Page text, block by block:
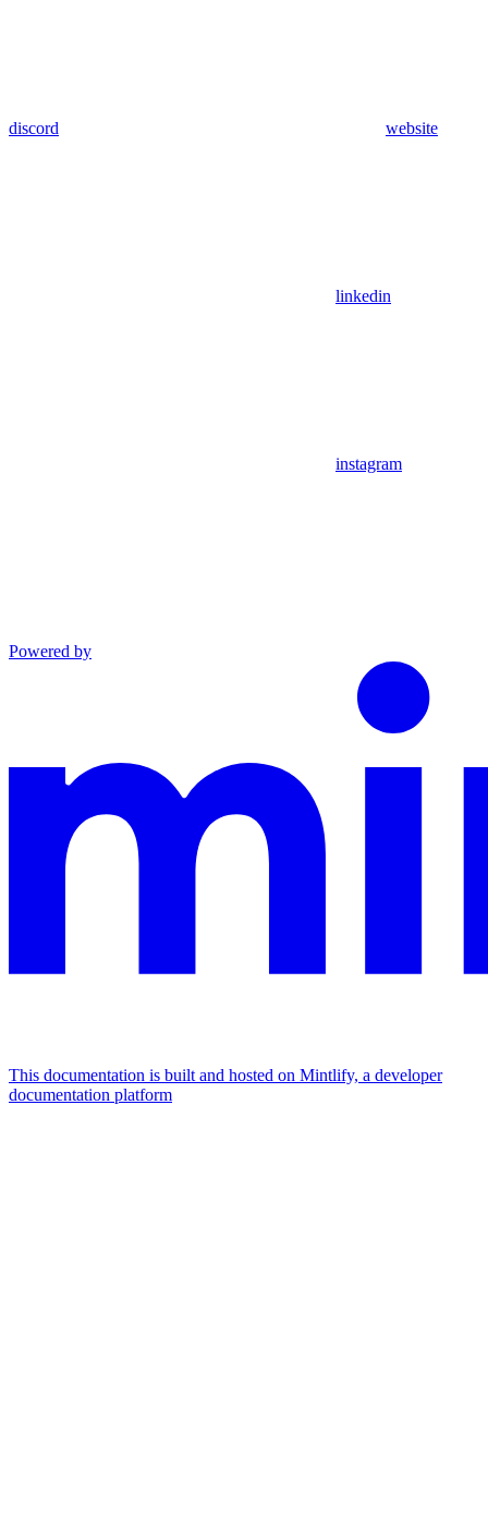
discord website
linkedin
instagram
Powered by
This documentation is built and hosted on Mintlify, a developer
documentation platform